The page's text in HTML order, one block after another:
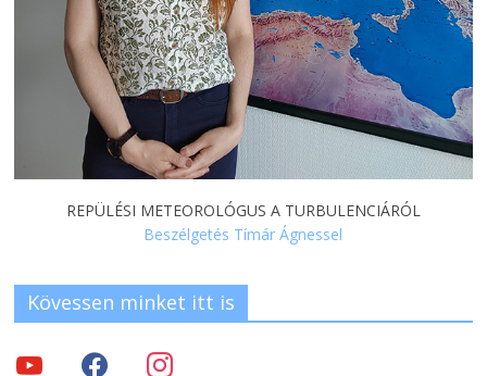
REPÜLÉSI METEOROLÓGUS A TURBULENCIÁRÓL
Beszélgetés Tímár Ágnessel
Kövessen minket itt is